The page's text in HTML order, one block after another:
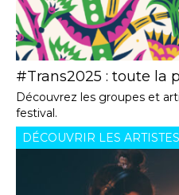
#Trans2025 : toute la
Découvrez les groupes et
festival.
DÉCOUVRIR LES ARTISTES